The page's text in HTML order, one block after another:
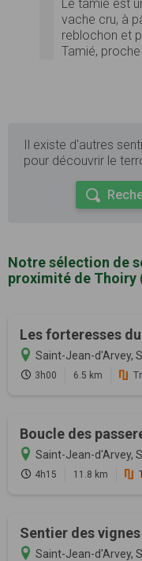
Le tamié est
vache cru, à
reblochon et
Tamié, proche
Il existe d'autres
pour découvrir le
Notre sélection de
proximité de Thoiry
Les forteresses
Saint-Jean-d'Arvey,
3h00 6.5 km
Boucle des
Saint-Jean-d'Arvey,
4h15 11.8 km
Sentier des
Saint-Jean-d'Arvey,